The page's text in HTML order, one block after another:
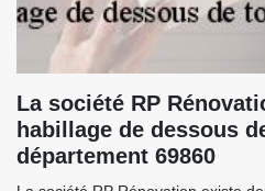
La société RP
habillage de dessous
département 69860